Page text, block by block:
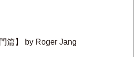
篇】 by Roger Jang